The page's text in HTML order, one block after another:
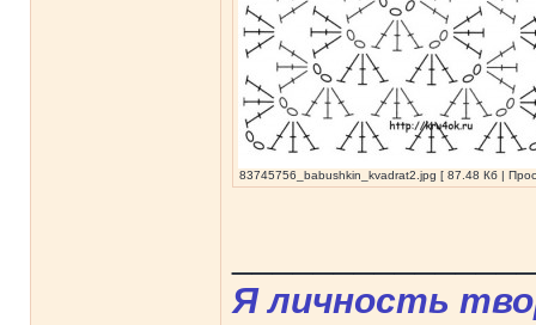
83745756_babushkin_kvadrat2.jpg [ 87.48 Кб |
Я личность